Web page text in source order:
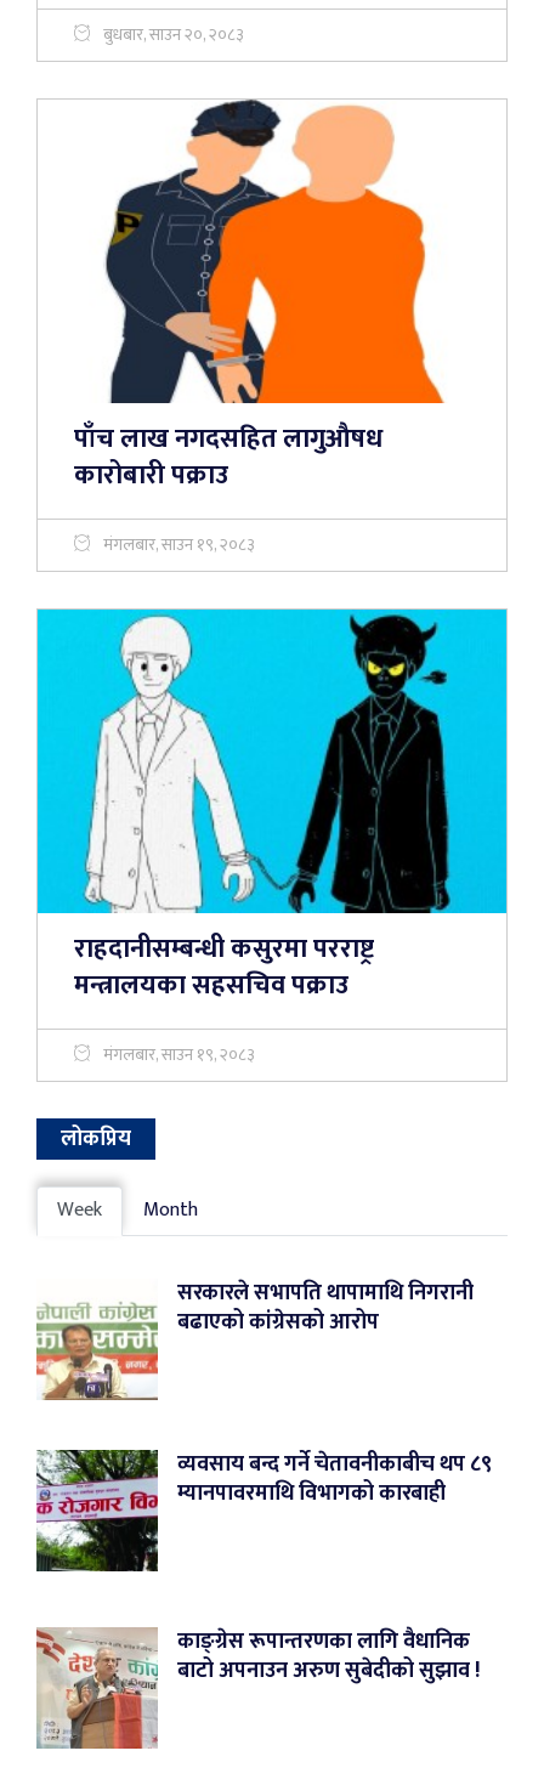
बुधबार, साउन २०, २०८३
पाँच लाख नगदसहित लागुऔषध
कारोबारी पक्राउ
मंगलबार, साउन १९, २०८३
राहदानीसम्बन्धी कसुरमा परराष्ट्र
मन्त्रालयका सहसचिव पक्राउ
मंगलबार, साउन १९, २०८३
लोकप्रिय
Week Month
सरकारले सभापति थापामाथि निगरानी
बढाएको कांग्रेसको आरोप
व्यवसाय बन्द गर्ने चेतावनीकाबीच थप ८९
म्यानपावरमाथि विभागको कारबाही
काङ्ग्रेस रूपान्तरणका लागि वैधानिक
बाटो अपनाउन अरुण सुबेदीको सुझाव !